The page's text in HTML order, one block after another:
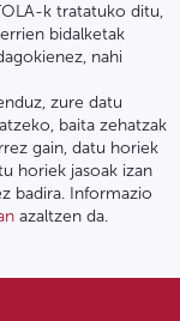
k tratatuko ditu,
bidalketak
nahi
zure datu
baita zehatzak
gain, datu horiek
horiek jasoak izan
badira. Informazio
azaltzen da.